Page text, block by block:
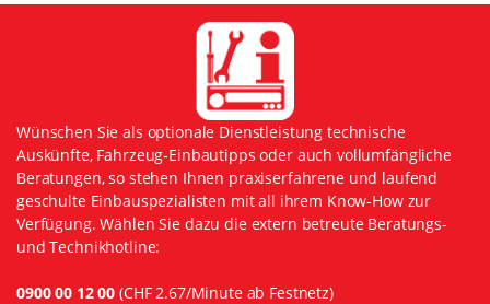
Wünschen Sie als optionale Dienstleistung technische
Auskünfte, Fahrzeug-Einbautipps oder auch vollumfängliche
Beratungen, so stehen Ihnen praxiserfahrene und laufend
geschulte Einbauspezialisten mit all ihrem Know-How zur
Verfügung. Wählen Sie dazu die extern betreute Beratungs-
und Technikhotline:
0900 00 12 00 (CHF 2.67/Minute ab Festnetz)